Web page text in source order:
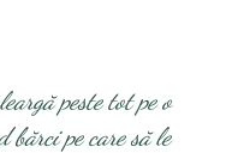
peste tot pe o
bărci pe care să le